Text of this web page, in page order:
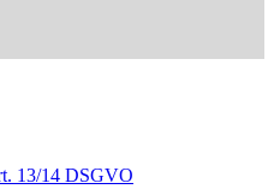
13/14 DSGVO